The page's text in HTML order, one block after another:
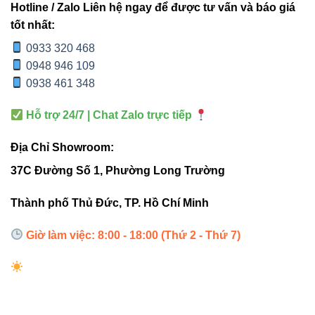
trời.
Chiếu sáng biển quảng cáo, bảng hiệu ngoài trời.
“V1FLM-200 mang đến ánh sáng mạnh
lựa chọn hoàn hảo cho mọi công trình
ngoài trời.”
4. So sánh với các đèn pha
Hotline / Zalo Liên hệ ngay để được tư vấn và báo giá
tốt nhất:
0933 320 468
0948 946 109
0938 461 348
Hỗ trợ 24/7 | Chat Zalo trực tiếp
Địa Chỉ Showroom:
37C Đường Số 1, Phường Long Trường
Thành phố Thủ Đức, TP. Hồ Chí Minh
Giờ làm việc: 8:00 - 18:00 (Thứ 2 - Thứ 7)